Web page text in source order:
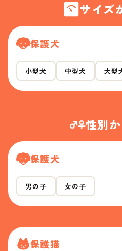
サイズ
保護犬
小型犬 中型犬 大型
性別
保護犬
男の子 女の子
保護猫